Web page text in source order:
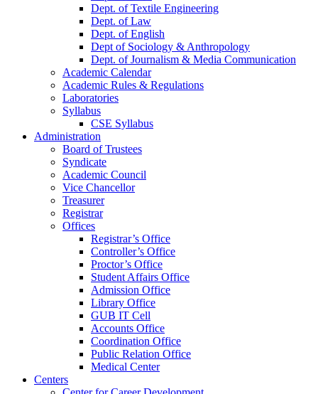
Dept. of Textile Engineering
Dept. of Law
Dept. of English
Dept of Sociology & Anthropology
Dept. of Journalism & Media Communication
Academic Calendar
Academic Rules & Regulations
Laboratories
Syllabus
CSE Syllabus
Administration
Board of Trustees
Syndicate
Academic Council
Vice Chancellor
Treasurer
Registrar
Offices
Registrar’s Office
Controller’s Office
Proctor’s Office
Student Affairs Office
Admission Office
Library Office
GUB IT Cell
Accounts Office
Coordination Office
Public Relation Office
Medical Center
Centers